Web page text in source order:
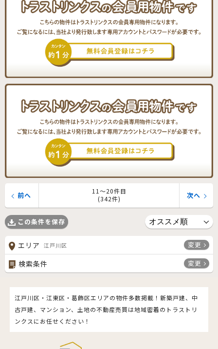
11〜20件目
(342件)
前へ 次へ
この条件を保存
エリア 江戸川区 変更
検索条件 変更
江戸川区・江東区・葛飾区エリアの物件多数掲載！新築戸建、中
古戸建、マンション、土地の不動産売買は地域密着のトラストリ
ンクスにお任せください！